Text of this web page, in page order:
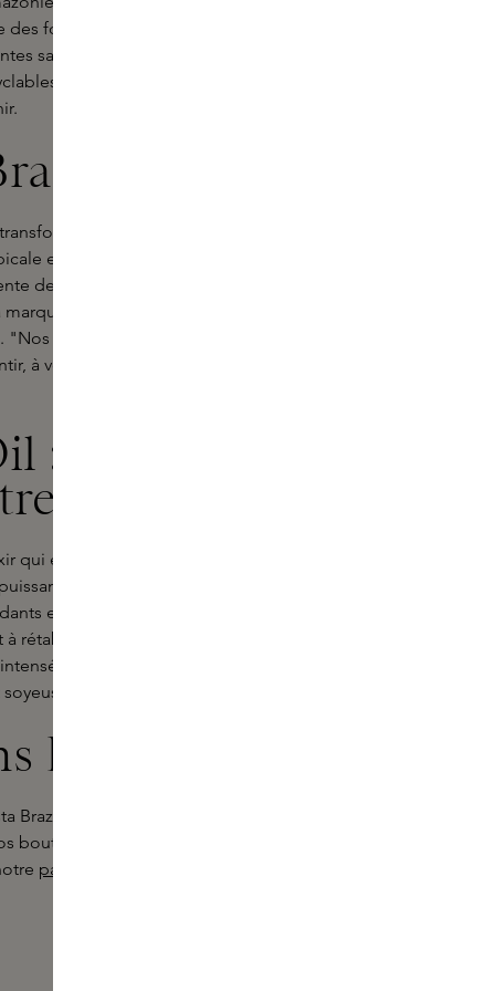
formules propres avec de
sauvages. Chaque produit est
Ainsi, vous profitez de soins
en Amazonie. Là, il a
et de ses communautés
de la beauté, fusionnant luxe et
contribue à la préservation
produits ont une magie brute
à vous tourner vers l'intérieur et
: un
peau
qui enveloppe la peau d'un
mélange botanique
et en acides gras essentiels.
rétablir l'hydratation. L'huile de
la peau et lui donnent
qui resplendit de vitalité.
Experts
Brazil à votre routine de soins ?
boutiques et en ligne. Posez vos
page de conseils